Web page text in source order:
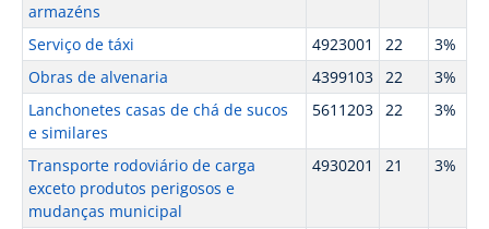
armazéns
Serviço de táxi 4923001 22
3%
Obras de alvenaria
4399103 22
3%
Lanchonetes casas de chá de sucos
e similares
5611203 22 3%
Transporte rodoviário de carga
exceto produtos perigosos e
mudanças municipal
4930201 21 3%